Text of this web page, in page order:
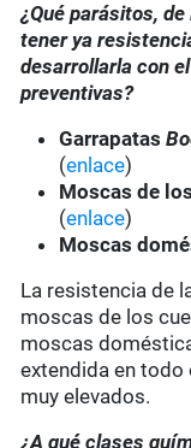
¿Qué parásitos,
tener ya
desarrollarla con
preventivas?
Garrapatas
(enlace)
Moscas de
(enlace)
Moscas
La resistencia de
moscas de los
moscas
extendida en todo
muy elevados.
¿A qué clases